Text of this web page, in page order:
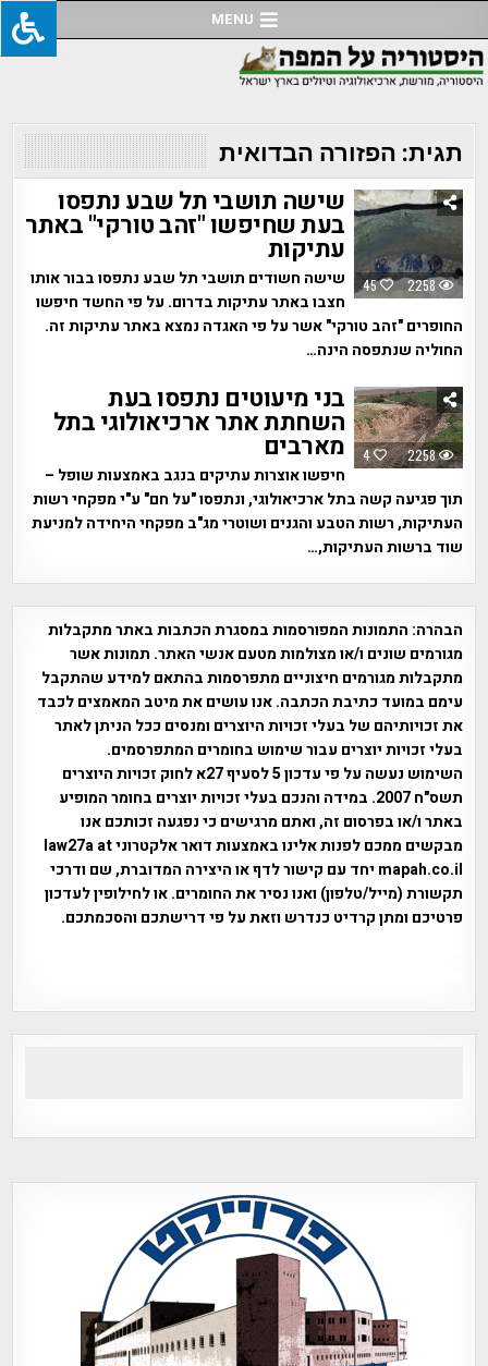
to
content
MENU
תגית: הפזורה הבדואית
45 2258
שישה תושבי תל שבע נתפסו
בעת שחיפשו "זהב טורקי" באתר
עתיקות
שישה חשודים תושבי תל שבע נתפסו בבור אותו
חצבו באתר עתיקות בדרום. על פי החשד חיפשו
החופרים "זהב טורקי" אשר על פי האגדה נמצא באתר עתיקות זה.
החוליה שנתפסה הינה…
4 2258
בני מיעוטים נתפסו בעת
השחתת אתר ארכיאולוגי בתל
מארבים
חיפשו אוצרות עתיקים בנגב באמצעות שופל –
תוך פגיעה קשה בתל ארכיאולוגי, ונתפסו "על חם" ע"י מפקחי רשות
העתיקות, רשות הטבע והגנים ושוטרי מג"ב מפקחי היחידה למניעת
שוד ברשות העתיקות,…
הבהרה: התמונות המפורסמות במסגרת הכתבות באתר מתקבלות
מגורמים שונים ו/או מצולמות מטעם אנשי האתר. תמונות אשר
מתקבלות מגורמים חיצוניים מתפרסמות בהתאם למידע שהתקבל
עימם במועד כתיבת הכתבה. אנו עושים את מיטב המאמצים לכבד
את זכויותיהם של בעלי זכויות היוצרים ומנסים ככל הניתן לאתר
בעלי זכויות יוצרים עבור שימוש בחומרים המתפרסמים.
השימוש נעשה על פי עדכון 5 לסעיף 27א לחוק זכויות היוצרים
תשס"ח 2007. במידה והנכם בעלי זכויות יוצרים בחומר המופיע
באתר ו/או בפרסום זה, ואתם מרגישים כי נפגעה זכותכם אנו
מבקשים ממכם לפנות אלינו באמצעות דואר אלקטרוני law27a at
mapah.co.il יחד עם קישור לדף או היצירה המדוברת, שם ודרכי
תקשורת (מייל/טלפון) ואנו נסיר את החומרים. או לחילופין לעדכון
פרטיכם ומתן קרדיט כנדרש וזאת על פי דרישתכם והסכמתכם.